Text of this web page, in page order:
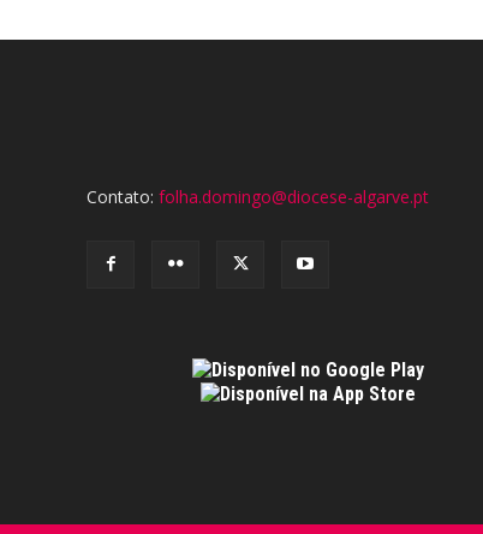
Contato: folha.domingo@diocese-algarve.pt